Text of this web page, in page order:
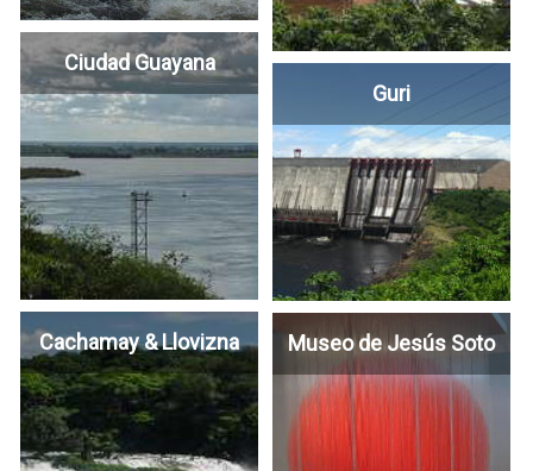
Ciudad Guayana
Guri
Cachamay & Llovizna Museo de Jesús Soto